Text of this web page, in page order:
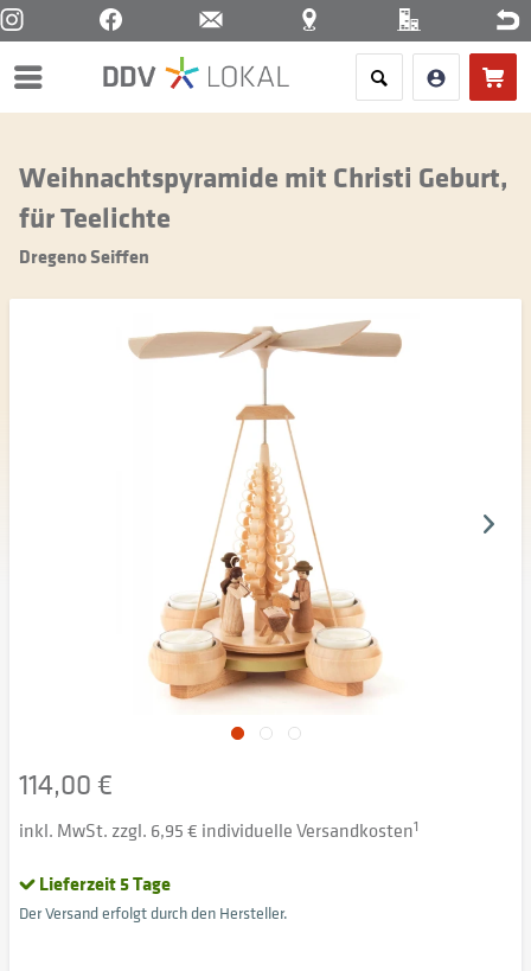
Menü
Weihnachtspyramide mit Christi Geburt,
für Teelichte
Dregeno Seiffen
114,00 €
inkl. MwSt. zzgl. 6,95 € individuelle Versandkosten1
Lieferzeit 5 Tage
Der Versand erfolgt durch den Hersteller.